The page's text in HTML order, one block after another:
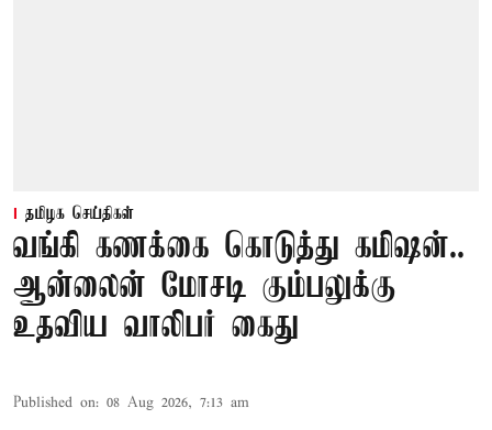
தமிழக செய்திகள்
வங்கி கணக்கை கொடுத்து கமிஷன்..
ஆன்லைன் மோசடி கும்பலுக்கு
உதவிய வாலிபர் கைது
Published on: 08 Aug 2026, 7:13 am